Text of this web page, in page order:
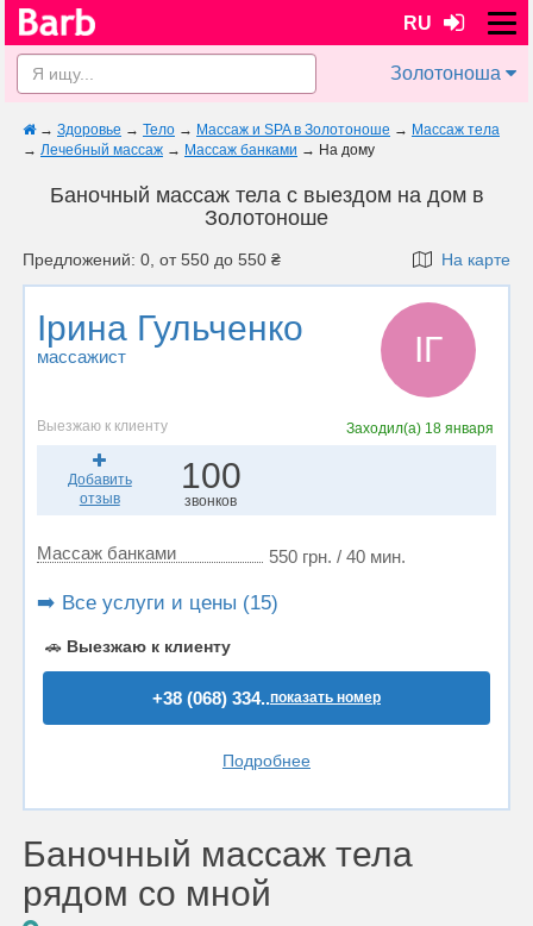
RU
Золотоноша
→ Здоровье → Тело → Массаж и SPA в Золотоноше → Массаж тела
→ Лечебный массаж → Массаж банками → На дому
Баночный массаж тела с выездом на дом в
Золотоноше
Предложений: 0, от 550 до 550 ₴ На карте
Ірина Гульченко
массажист ІГ
Выезжаю к клиенту Заходил(а) 18 января
Добавить
отзыв
100
звонков
Массаж банками 550 грн. / 40 мин.
➡️ Все услуги и цены (15)
🚗 Выезжаю к клиенту
+38 (068) 334..показать номер
Подробнее
Баночный массаж тела
рядом со мной